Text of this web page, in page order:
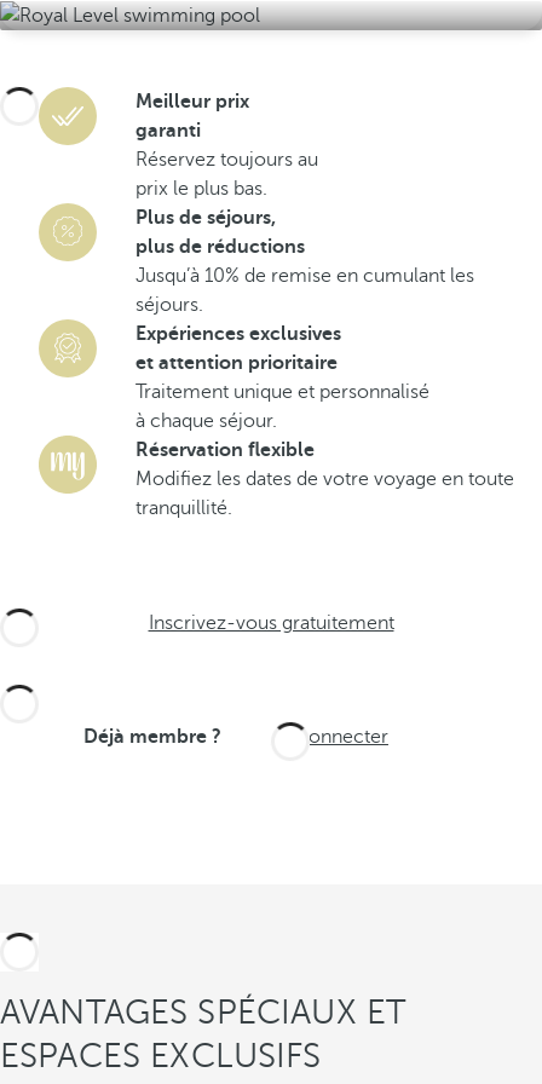
Meilleur prix
garanti
Réservez toujours au
prix le plus bas.
Plus de séjours,
plus de réductions
Jusqu’à 10% de remise en cumulant les
séjours.
Expériences exclusives
et attention prioritaire
Traitement unique et personnalisé
à chaque séjour.
Réservation flexible
Modifiez les dates de votre voyage en toute
tranquillité.
Inscrivez-vous gratuitement
Déjà membre ? Se connecter
AVANTAGES SPÉCIAUX ET
ESPACES EXCLUSIFS